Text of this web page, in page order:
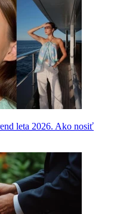
leta 2026. Ako nosiť